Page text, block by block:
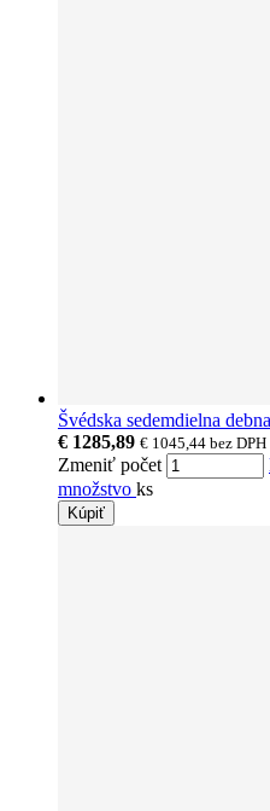
Švédska sedemdielna
€ 1285,89 € 1045,44 bez DPH
Zmeniť počet
množstvo ks
Kúpiť